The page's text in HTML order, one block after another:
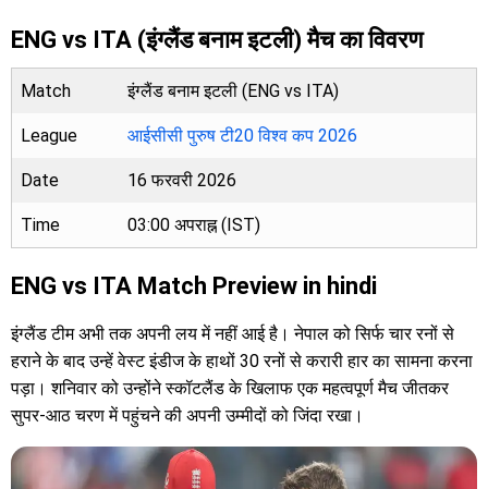
ENG vs ITA (इंग्लैंड बनाम इटली) मैच का विवरण
Match इंग्लैंड बनाम इटली (ENG vs ITA)
League आईसीसी पुरुष टी20 विश्व कप 2026
Date 16 फरवरी 2026
Time 03:00 अपराह्न (IST)
ENG vs ITA Match Preview in hindi
इंग्लैंड टीम अभी तक अपनी लय में नहीं आई है। नेपाल को सिर्फ चार रनों से
हराने के बाद उन्हें वेस्ट इंडीज के हाथों 30 रनों से करारी हार का सामना करना
पड़ा। शनिवार को उन्होंने स्कॉटलैंड के खिलाफ एक महत्वपूर्ण मैच जीतकर
सुपर-आठ चरण में पहुंचने की अपनी उम्मीदों को जिंदा रखा।